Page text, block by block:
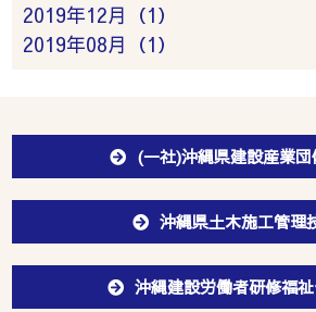
2019年12月（1）
2019年08月（1）
(一社)沖縄県建設産業
沖縄県土木施工管理
沖縄建設労働者研修福